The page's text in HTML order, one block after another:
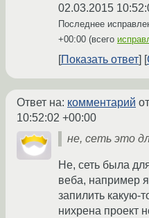
02.03.2015
Последнее
+00:00 (всего
Показать ответ
Ответ на: комментарий
10:52:02 +00:00
не, сеть это
Не, сеть была
веба, например
запилить какую-
нихрена проект